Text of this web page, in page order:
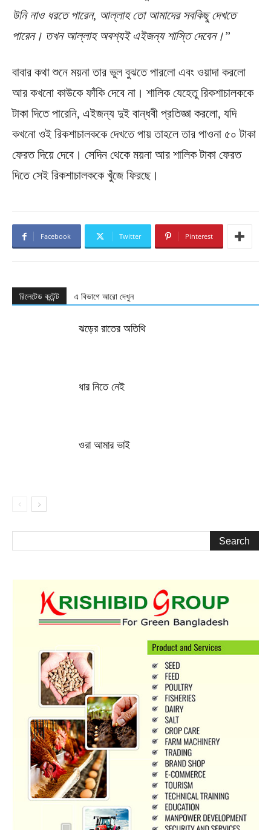
উনি নাও ধরতে পারেন, আল্লাহ তো আমাদের সবকিছু দেখতে
পারেন। তখন আল্লাহ অবশ্যই এইজন্য শাস্তি দেবেন।”
বাবার কথা শুনে ময়না তার ভুল বুঝতে পারলো এবং ওয়াদা করলো
আর কখনো কাউকে ফাঁকি দেবে না। শালিক যেহেতু রিকশাচালককে
টাকা দিতে পারেনি, এইজন্য দুই বান্ধবী প্রতিজ্ঞা করলো, যদি
কখনো ওই রিকশাচালককে দেখতে পায় তাহলে তার পাওনা ৫০ টাকা
ফেরত দিয়ে দেবে। সেদিন থেকে ময়না আর শালিক টাকা ফেরত
দিতে সেই রিকশাচালককে খুঁজে ফিরছে।
Facebook Twitter Pinterest
রিলেটেড কন্টেন্ট এ বিভাগে আরো দেখুন
ঝড়ের রাতের অতিথি
ধার নিতে নেই
ওরা আমার ভাই